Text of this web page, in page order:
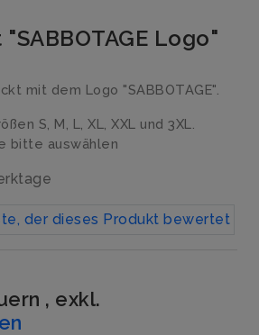
Logo"
mit dem Logo "SABBOTAGE".
S, M, L, XL, XXL und 3XL.
bitte auswählen
der dieses Produkt bewertet
, exkl.